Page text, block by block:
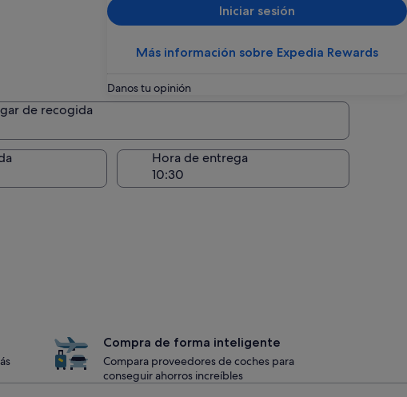
Iniciar sesión
Más información sobre Expedia Rewards
Danos tu opinión
de recogida
de recogida
Hora de entrega
Compra de forma inteligente
Compara proveedores de coches para
conseguir ahorros increíbles